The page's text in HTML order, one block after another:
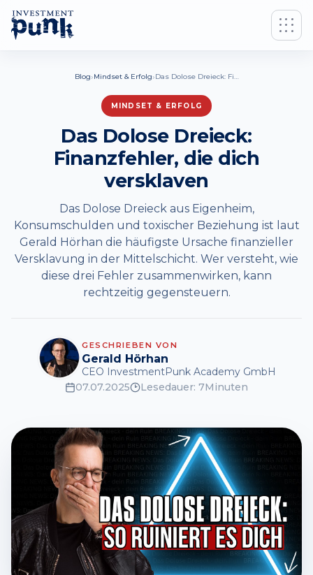
Blog›Mindset & Erfolg› Das Dolose Dreieck: Finanzfehler, die dich versklaven
MINDSET & ERFOLG
Das Dolose Dreieck:
Finanzfehler, die dich
versklaven
Das Dolose Dreieck aus Eigenheim,
Konsumschulden und toxischer Beziehung ist laut
Gerald Hörhan die häufigste Ursache finanzieller
Versklavung in der Mittelschicht. Wer versteht, wie
diese drei Fehler zusammenwirken, kann
rechtzeitig gegensteuern.
GESCHRIEBEN VON
Gerald Hörhan
CEO InvestmentPunk Academy GmbH
07.07.2025
Lesedauer: 7Minuten